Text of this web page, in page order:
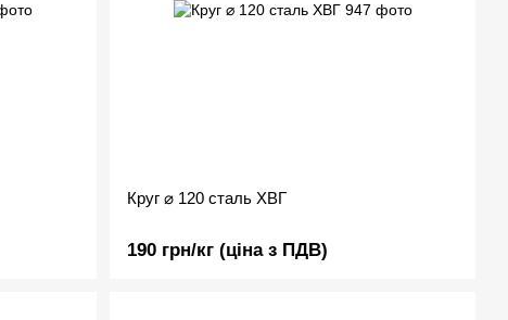
Круг ⌀ 120 сталь ХВГ
190 грн/кг (ціна з ПДВ)